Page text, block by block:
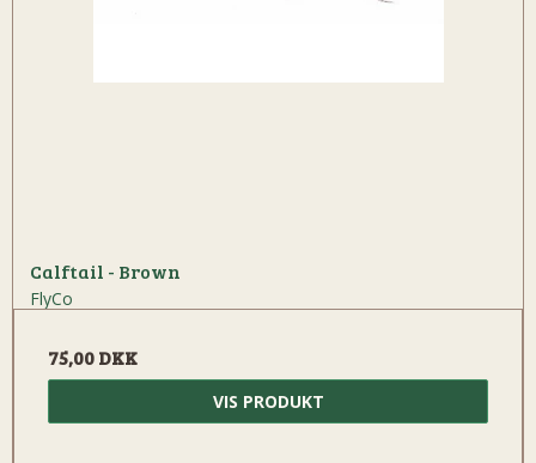
Calftail - Brown
FlyCo
75,00 DKK
VIS PRODUKT